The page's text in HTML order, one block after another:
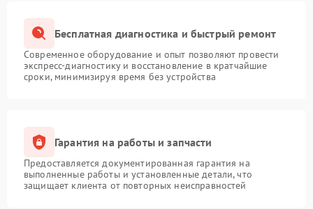
Бесплатная диагностика и быстрый ремонт
Современное оборудование и опыт позволяют провести
экспресс-диагностику и восстановление в кратчайшие
сроки, минимизируя время без устройства
Гарантия на работы и запчасти
Предоставляется документированная гарантия на
выполненные работы и установленные детали, что
защищает клиента от повторных неисправностей